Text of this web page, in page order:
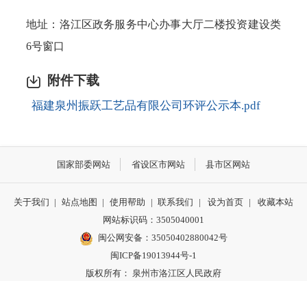
地址：洛江区政务服务中心办事大厅二楼投资建设类
6号窗口
附件下载
福建泉州振跃工艺品有限公司环评公示本.pdf
国家部委网站 省设区市网站 县市区网站
关于我们 | 站点地图 | 使用帮助 | 联系我们 | 设为首页 |
收藏本站
网站标识码：3505040001
闽公网安备：35050402880042号
闽ICP备19013944号-1
版权所有： 泉州市洛江区人民政府